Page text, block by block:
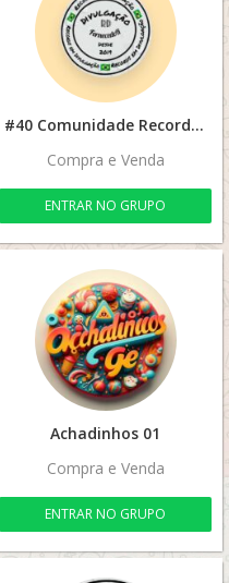
#40 Comunidade Records Em Divulgação
Compra e Venda
ENTRAR NO GRUPO
Achadinhos 01
Compra e Venda
ENTRAR NO GRUPO